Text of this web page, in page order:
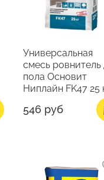
Универсальная
смесь ровнитель
пола Основит
Ниплайн FK47 25
546 руб